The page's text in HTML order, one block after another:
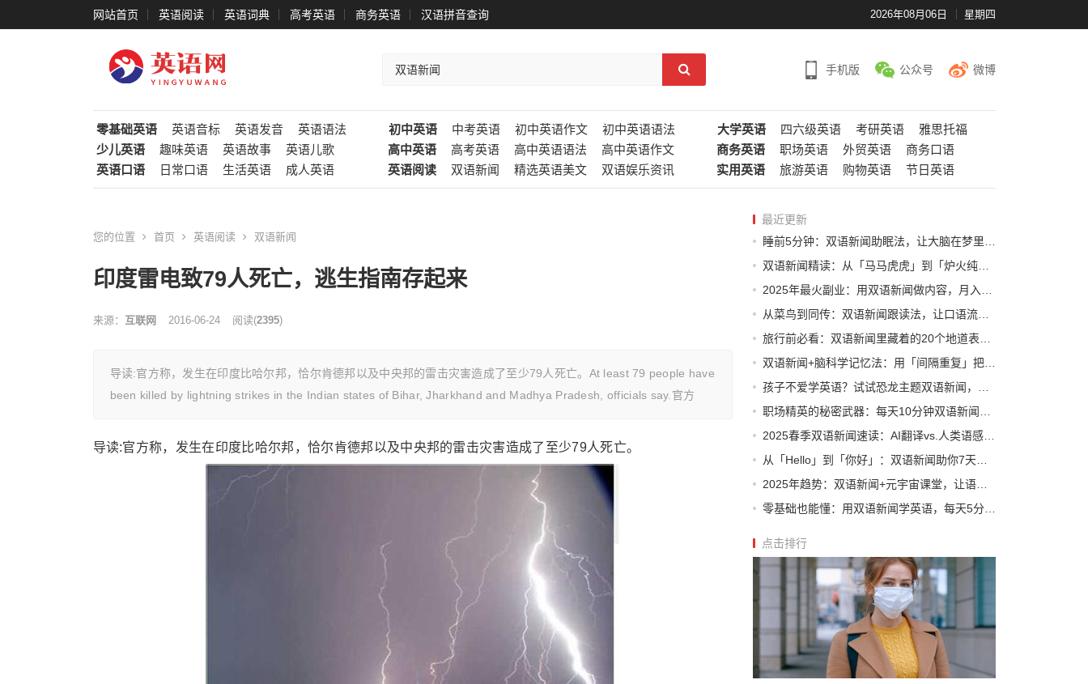
网站首页 英语阅读 英语词典 高考英语 商务英语 汉语拼音查询 2026年08月06日 星期四
手机版 公众号 微博
零基础英语 英语音标 英语发音 英语语法 初中英语 中考英语 初中英语作文 初中英语语法 大学英语 四六级英语 考研英语
雅思托福
少儿英语
趣味英语 英语故事 英语儿歌 高中英语 高考英语 高中英语语法 高中英语作文 商务英语 职场英语 外贸英语
商务口语
英语口语
日常口语 生活英语 成人英语 英语阅读 双语新闻 精选英语美文 双语娱乐资讯 实用英语 旅游英语 购物英语 节日英语
您的位置 首页 英语阅读 双语新闻
印度雷电致79人死亡，逃生指南存起来
来源： 互联网 2016-06-24 阅读(2395)
导读:官方称，发生在印度比哈尔邦，恰尔肯德邦以及中央邦的雷击灾害造成了至少79人死亡。At least 79 people have
been killed by lightning strikes in the Indian states of Bihar, Jharkhand and Madhya Pradesh, officials say.官方
导读:官方称，发生在印度比哈尔邦，恰尔肯德邦以及中央邦的雷击灾害造成了至少79人死亡。
最近更新
双语新闻精读：从「马马虎虎」到「炉火纯青」，你只差这3个技巧
从菜鸟到同传：双语新闻跟读法，让口语流利到飞起
双语新闻+脑科学记忆法：用「间隔重复」把单词刻进DNA
2025春季双语新闻速读：AI翻译vs.人类语感，谁更胜一筹？
从「Hello」到「你好」：双语新闻助你7天打通语言任督二脉
2025年趋势：双语新闻+元宇宙课堂，让语言学习像玩游戏一样上瘾
零基础也能懂：用双语新闻学英语，每天5分钟，一个月开口说
点击排行